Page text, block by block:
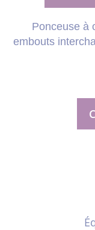
Ponceuse à
embouts
choisies
la